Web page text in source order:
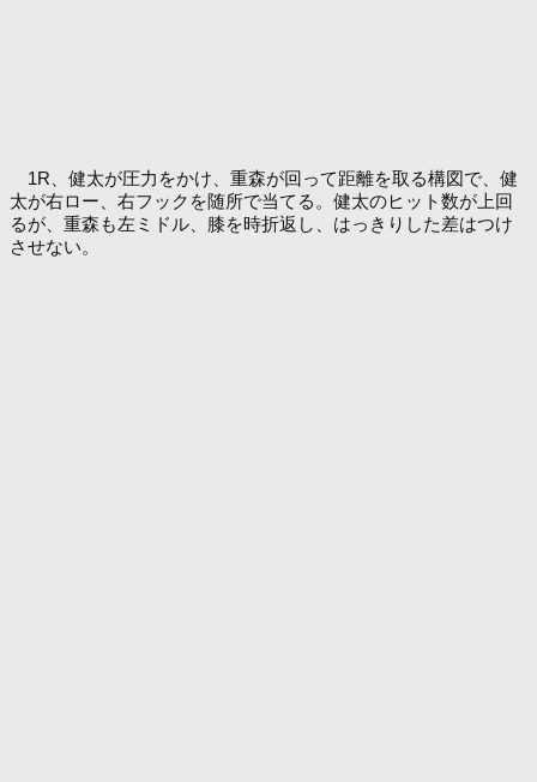
1R、健太が圧力をかけ、重森が回って距離を取る構図で、健
太が右ロー、右フックを随所で当てる。健太のヒット数が上回
るが、重森も左ミドル、膝を時折返し、はっきりした差はつけ
させない。